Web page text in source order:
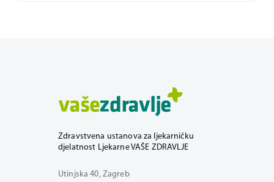
Zdravstvena ustanova za ljekarničku
djelatnost Ljekarne VAŠE ZDRAVLJE
Utinjska 40, Zagreb